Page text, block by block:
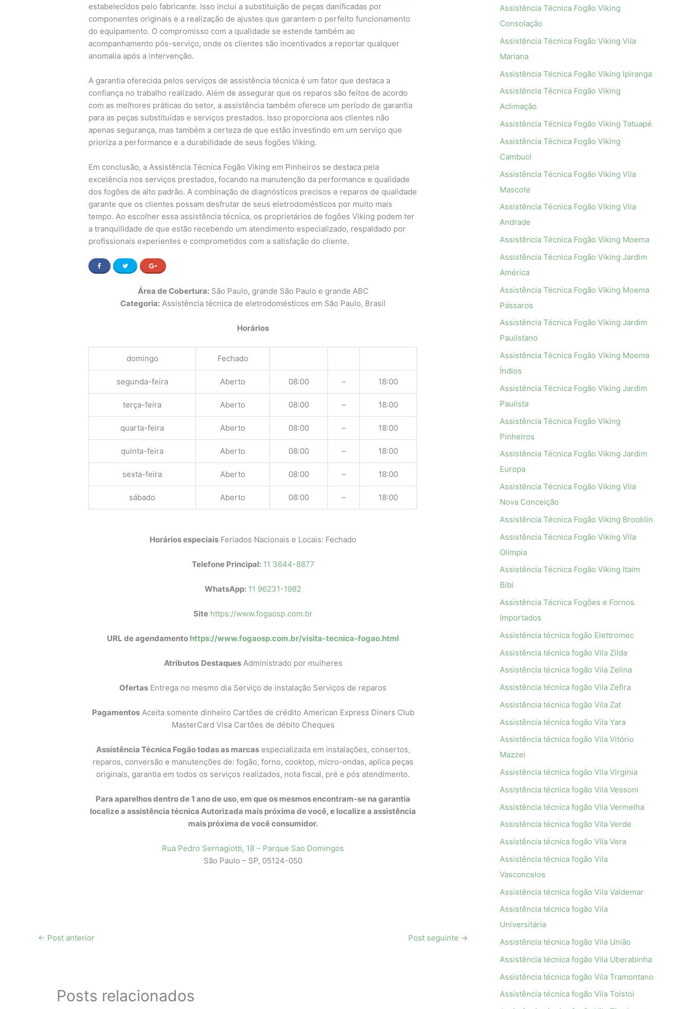
estabelecidos pelo fabricante. Isso inclui a substituição de peças danificadas por
componentes originais e a realização de ajustes que garantem o perfeito funcionamento
do equipamento. O compromisso com a qualidade se estende também ao
acompanhamento pós-serviço, onde os clientes são incentivados a reportar qualquer
anomalia após a intervenção.
A garantia oferecida pelos serviços de assistência técnica é um fator que destaca a
confiança no trabalho realizado. Além de assegurar que os reparos são feitos de acordo
com as melhores práticas do setor, a assistência também oferece um período de garantia
para as peças substituídas e serviços prestados. Isso proporciona aos clientes não
apenas segurança, mas também a certeza de que estão investindo em um serviço que
prioriza a performance e a durabilidade de seus fogões Viking.
Em conclusão, a Assistência Técnica Fogão Viking em Pinheiros se destaca pela
excelência nos serviços prestados, focando na manutenção da performance e qualidade
dos fogões de alto padrão. A combinação de diagnósticos precisos e reparos de qualidade
garante que os clientes possam desfrutar de seus eletrodomésticos por muito mais
tempo. Ao escolher essa assistência técnica, os proprietários de fogões Viking podem ter
a tranquilidade de que estão recebendo um atendimento especializado, respaldado por
profissionais experientes e comprometidos com a satisfação do cliente.
Área de Cobertura:São Paulo, grande São Paulo e grande ABC
Categoria: Assistência técnica de eletrodomésticos em São Paulo, Brasil
Horários
domingo Fechado
segunda-feira Aberto 08:00 – 18:00
terça-feira Aberto 08:00 – 18:00
quarta-feira Aberto 08:00 – 18:00
quinta-feira Aberto 08:00 – 18:00
sexta-feira Aberto 08:00 – 18:00
sábado Aberto 08:00 – 18:00
Horários especiais Feriados Nacionais e Locais: Fechado
Telefone Principal: 11 3644-8877
WhatsApp: 11 96231-1982
Site https://www.fogaosp.com.br
URL de agendamento https://www.fogaosp.com.br/visita-tecnica-fogao.html
Atributos DestaquesAdministrado por mulheres
Ofertas Entrega no mesmo dia Serviço de instalação Serviços de reparos
PagamentosAceita somente dinheiro Cartões de crédito American Express Diners Club
MasterCard Visa Cartões de débito Cheques
Assistência Técnica Fogão todas as marcasespecializada em instalações, consertos,
reparos, conversão e manutenções de: fogão, forno, cooktop, micro-ondas, aplica peças
originais, garantia em todos os serviços realizados, nota fiscal, pré e pós atendimento.
Para aparelhos dentro de 1 ano de uso, em que os mesmos encontram-se na garantia
localize a assistência técnica Autorizada mais próxima de você, e localize a assistência
mais próxima de você consumidor.
Rua Pedro Sernagiotti, 18 – Parque Sao Domingos
São Paulo – SP, 05124-050
← Post anterior Post seguinte →
Posts relacionados
Assistência Técnica Fogão Viking
Consolação
Assistência Técnica Fogão Viking Vila
Mariana
Assistência Técnica Fogão Viking Ipiranga
Assistência Técnica Fogão Viking
Aclimação
Assistência Técnica Fogão Viking Tatuapé
Assistência Técnica Fogão Viking
Cambuci
Assistência Técnica Fogão Viking Vila
Mascote
Assistência Técnica Fogão Viking Vila
Andrade
Assistência Técnica Fogão Viking Moema
Assistência Técnica Fogão Viking Jardim
América
Assistência Técnica Fogão Viking Moema
Pássaros
Assistência Técnica Fogão Viking Jardim
Paulistano
Assistência Técnica Fogão Viking Moema
Índios
Assistência Técnica Fogão Viking Jardim
Paulista
Assistência Técnica Fogão Viking
Pinheiros
Assistência Técnica Fogão Viking Jardim
Europa
Assistência Técnica Fogão Viking Vila
Nova Conceição
Assistência Técnica Fogão Viking Brooklin
Assistência Técnica Fogão Viking Vila
Olímpia
Assistência Técnica Fogão Viking Itaim
Bibi
Assistência Técnica Fogões e Fornos
Importados
Assistência técnica fogão Elettromec
Assistência técnica fogão Vila Zilda
Assistência técnica fogão Vila Zelina
Assistência técnica fogão Vila Zefira
Assistência técnica fogão Vila Zat
Assistência técnica fogão Vila Yara
Assistência técnica fogão Vila Vitório
Mazzei
Assistência técnica fogão Vila Virgínia
Assistência técnica fogão Vila Vessoni
Assistência técnica fogão Vila Vermelha
Assistência técnica fogão Vila Verde
Assistência técnica fogão Vila Vera
Assistência técnica fogão Vila
Vasconcelos
Assistência técnica fogão Vila Valdemar
Assistência técnica fogão Vila
Universitária
Assistência técnica fogão Vila União
Assistência técnica fogão Vila Uberabinha
Assistência técnica fogão Vila Tramontano
Assistência técnica fogão Vila Tolstoi